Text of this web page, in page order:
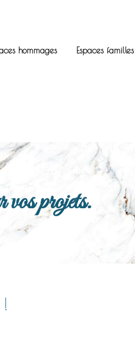
hommages Espaces familles
projets.